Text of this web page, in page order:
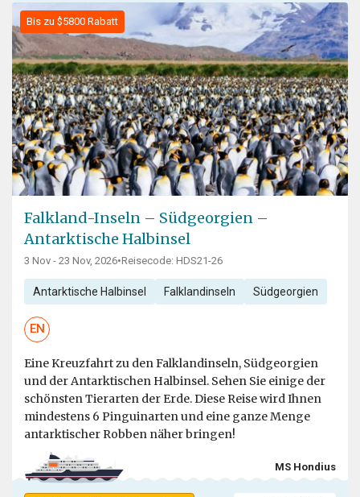
Bis zu $5800 Rabatt
Falkland-Inseln – Südgeorgien –
Antarktische Halbinsel
3 Nov - 23 Nov, 2026•Reisecode: HDS21-26
Antarktische Halbinsel Falklandinseln Südgeorgien
EN
Eine Kreuzfahrt zu den Falklandinseln, Südgeorgien
und der Antarktischen Halbinsel. Sehen Sie einige der
schönsten Tierarten der Erde. Diese Reise wird Ihnen
mindestens 6 Pinguinarten und eine ganze Menge
antarktischer Robben näher bringen!
MS Hondius